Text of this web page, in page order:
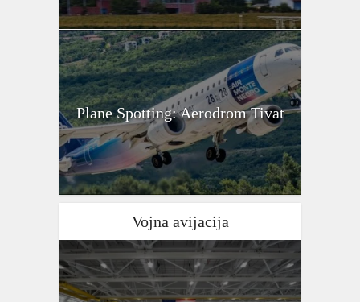
Plane Spotting: Aerodrom Tivat
Vojna avijacija